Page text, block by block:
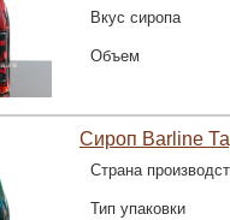
Вкус сиропа
Объем
Сироп Barline
Страна
Тип упаковки